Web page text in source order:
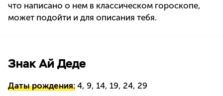
что написано о нем в классическом гороскопе,
может подойти и для описания тебя.
Знак Ай Деде
Даты рождения: 4, 9, 14, 19, 24, 29